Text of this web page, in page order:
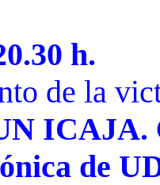
h.
de la
ICAJA.
de